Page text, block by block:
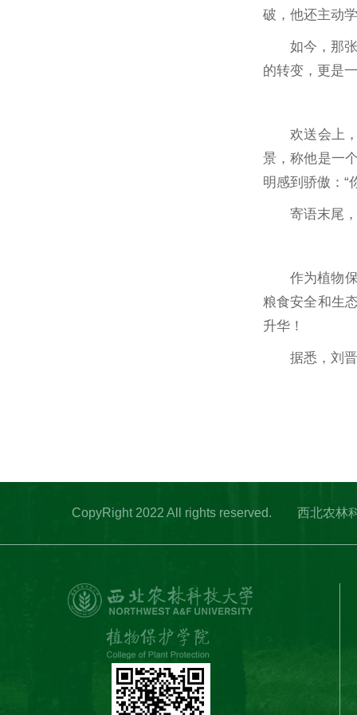
破，他还主动
如今，那
的转变，更是
欢送会上
景，称他是一
明感到骄傲：“
寄语末尾
作为植物
粮食安全和生
升华！
据悉，刘
CopyRight 2022 All rights reserved. 西北农